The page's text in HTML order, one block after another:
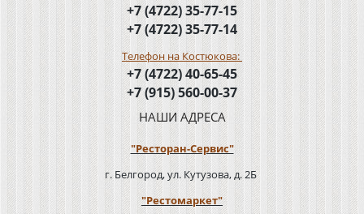
+7 (4722) 35-77-15
+7 (4722) 35-77-14
Телефон на Костюкова:
+7 (4722) 40-65-45
+7 (915) 560-00-37
НАШИ АДРЕСА
"Ресторан-Сервис"
г. Белгород, ул. Кутузова, д. 2Б
"Рестомаркет"